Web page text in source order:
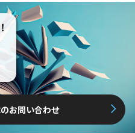
お問い合わせ